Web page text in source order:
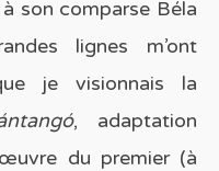
son comparse Béla
lignes m’ont
je visionnais la
, adaptation
du premier (à